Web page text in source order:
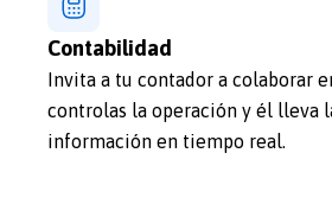
Contabilidad
Invita a tu contador a colaborar
controlas la operación y él lleva
información en tiempo real.